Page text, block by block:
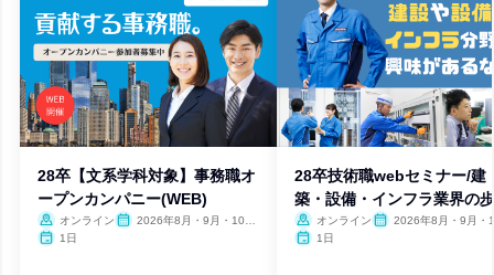
28卒【文系学科対象】事務職オ
ープンカンパニー(WEB)
オンライン
2026年8月・9月・10
1日
28卒技術職webセミナー/建
築・設備・インフラ業界の
方
オンライン
2026年8月・9月・
1日